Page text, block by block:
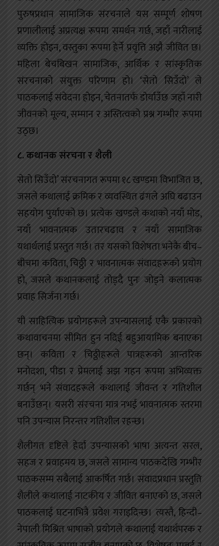
पुरुषप्रधान सामाजिक संरचनाले यस सम्पूर्ण शोषण
प्रणालीलाई अप्रत्यक्ष रूपमा समर्थन गर्छ, जहाँ नारीलाई
व्यक्ति होइन, वस्तुका रूपमा हेर्ने प्रवृत्ति अझै जीवित छ।
महिला बेचबिखन सामाजिक, आर्थिक र सांस्कृतिक
संरचनाको संयुक्त परिणाम हो। ‘सेतो सिउँदो’ ले
पाठकलाई संवेदना होइन, चेतनातर्फ डोर्याउँछ जहाँ नारी
जीवनको मूल्य, सम्मान र अस्तित्वको प्रश्न गम्भीर रूपमा
उठ्छ।
८. कथानक संरचना र शैली
सेतो सिउँदो’ संरचनागत रूपमा १८ खण्डमा विभाजित छ,
जसले कथालाई क्रमिक र व्यवस्थित ढंगले अघि बढाउन
सहयोग पुर्याएको छ। प्रत्येक खण्डले कथाको नयाँ मोड,
नयाँ भावनात्मक उतारचढाव र नयाँ सामाजिक
यथार्थलाई प्रस्तुत गर्छ। तर यसको विशेषता भनेकै बीच–
बीचमा कविता, चिठ्ठी र भावनात्मक संवादहरूको प्रयोग
हो, जसले कथानकलाई तोड्दै पुनः जोड्ने कलात्मक
प्रवाह सिर्जना गर्छ।
यी साहित्यिक प्रयोगहरूले उपन्यासलाई एकै प्रकारको
कथावाचनमा सीमित हुन नदिई बहुआयामिक बनाएका
छन्। कविता र चिठ्ठीहरूले पात्रहरूको आन्तरिक
मनोदशा, पीडा र प्रेमलाई अझ गहन रूपमा अभिव्यक्त
गर्छन् भने संवादहरूले कथालाई जीवन्त र गतिशील
बनाउँछन्। यसरी संरचना मात्र नभई भावनात्मक स्तरमा
पनि उपन्यास निरन्तर गतिशील रहन्छ।
शैलीगत दृष्टिले हेर्दा उपन्यासको भाषा अत्यन्त सरल,
सहज र प्रवाहमय छ, जसले सामान्य पाठकदेखि गम्भीर
पाठकसम्म सबैलाई आकर्षित गर्छ। संवादप्रधान प्रस्तुति
शैलीले कथालाई नाटकीय र जीवित बनाएको छ, जसले
पाठकलाई घटनाभित्रै प्रवेश गराइदिन्छ। त्यस्तै, हिन्दी–
नेपाली मिश्रित भाषाको प्रयोगले कथालाई यथार्थपरक र